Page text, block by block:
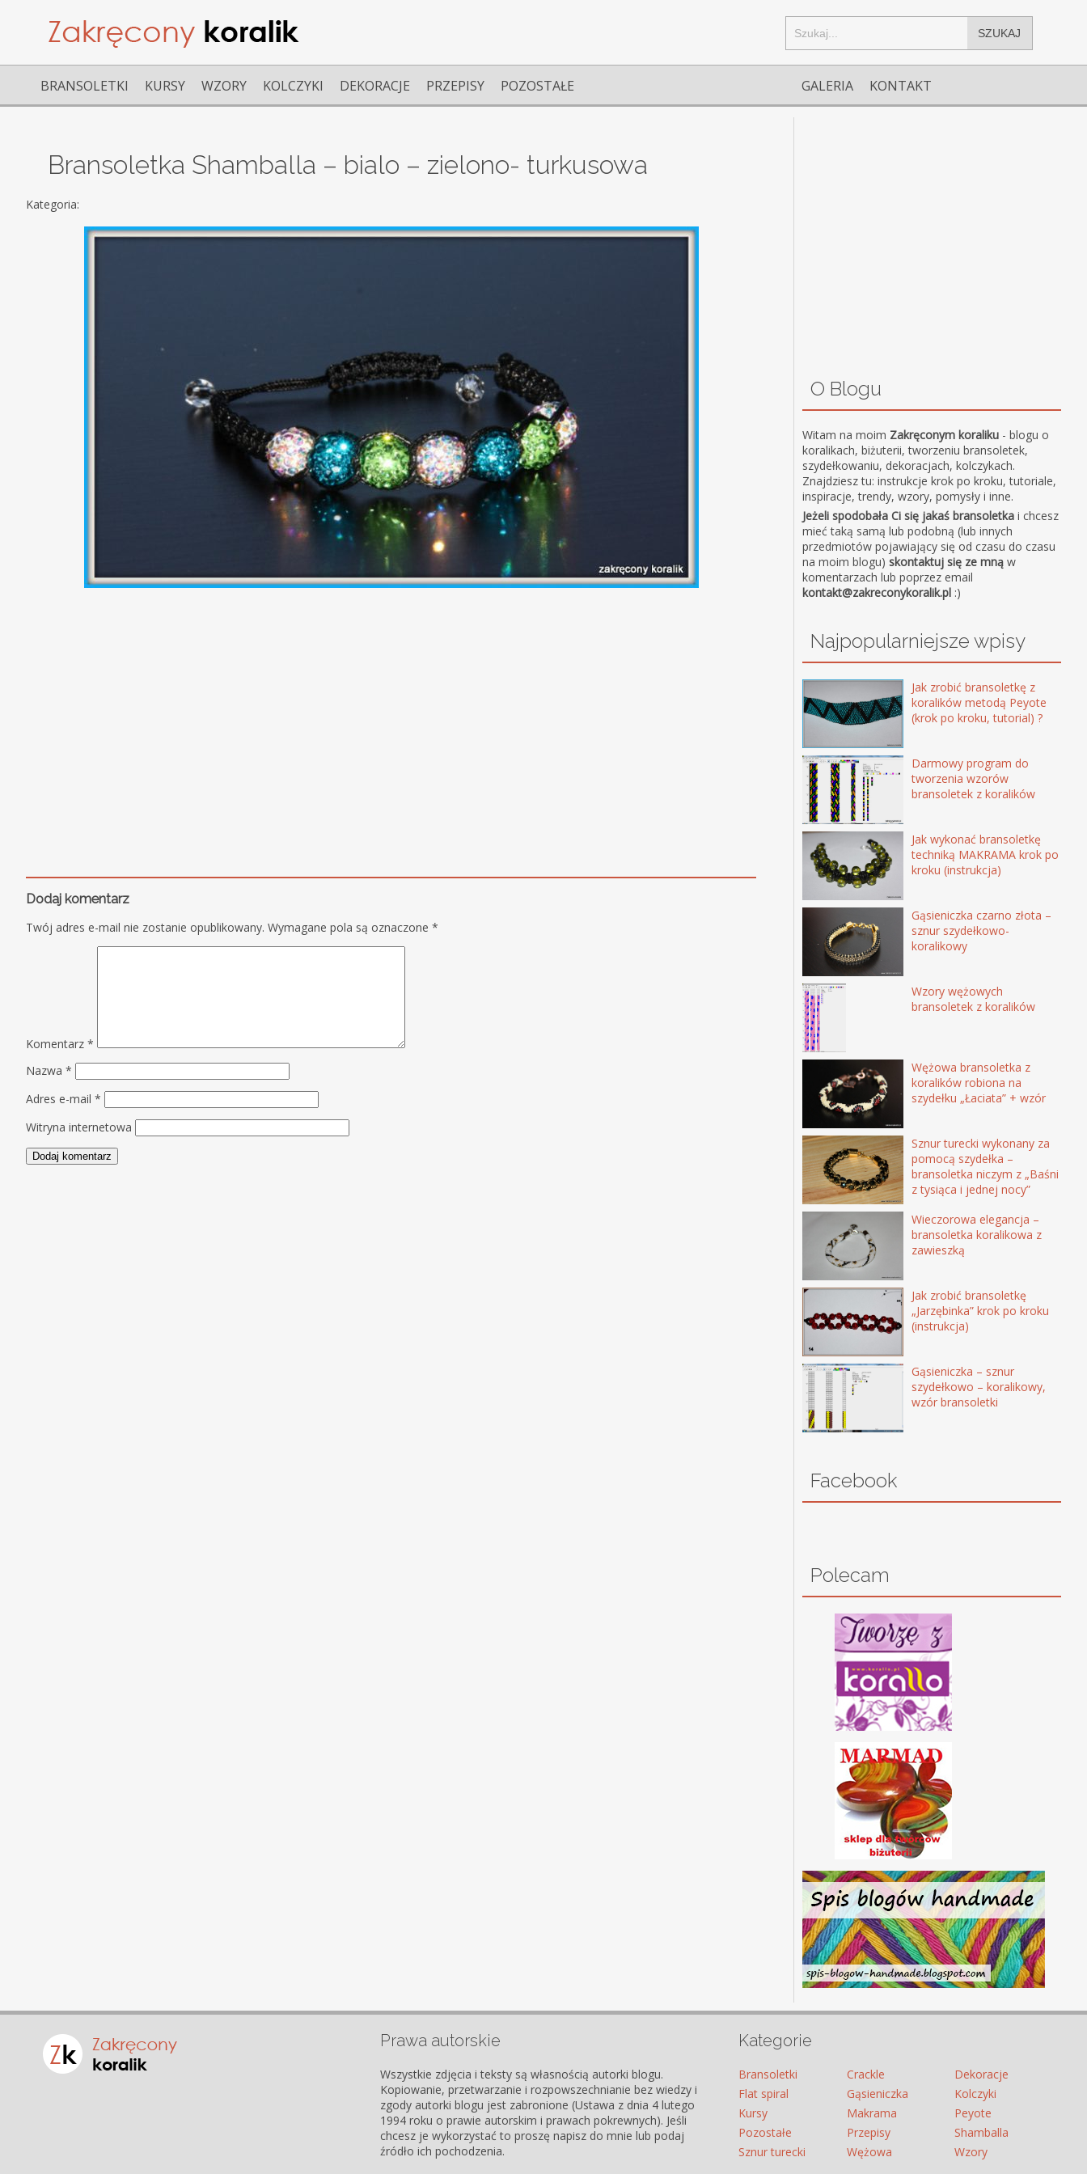
SZUKAJ
BRANSOLETKI KURSY WZORY KOLCZYKI DEKORACJE PRZEPISY POZOSTAŁE GALERIA KONTAKT
Bransoletka Shamballa – bialo – zielono- turkusowa
Kategoria:
Dodaj komentarz
Twój adres e-mail nie zostanie opublikowany. Wymagane pola są oznaczone*
Komentarz*
Nazwa*
Adres e-mail*
Witryna internetowa
O Blogu
Witam na moim Zakręconym koraliku - blogu o
koralikach, biżuterii, tworzeniu bransoletek,
szydełkowaniu, dekoracjach, kolczykach.
Znajdziesz tu: instrukcje krok po kroku, tutoriale,
inspiracje, trendy, wzory, pomysły i inne.
Jeżeli spodobała Ci się jakaś bransoletka i chcesz
mieć taką samą lub podobną (lub innych
przedmiotów pojawiający się od czasu do czasu
na moim blogu)skontaktuj się ze mną w
komentarzach lub poprzez email
kontakt@zakreconykoralik.pl :)
Najpopularniejsze wpisy
Jak zrobić bransoletkę z
koralików metodą Peyote
(krok po kroku, tutorial) ?
Darmowy program do
tworzenia wzorów
bransoletek z koralików
Jak wykonać bransoletkę
techniką MAKRAMA krok po
kroku (instrukcja)
Gąsieniczka czarno złota –
sznur szydełkowo-
koralikowy
Wzory wężowych
bransoletek z koralików
Wężowa bransoletka z
koralików robiona na
szydełku „Łaciata” + wzór
Sznur turecki wykonany za
pomocą szydełka –
bransoletka niczym z „Baśni
z tysiąca i jednej nocy”
Wieczorowa elegancja –
bransoletka koralikowa z
zawieszką
Jak zrobić bransoletkę
„Jarzębinka” krok po kroku
(instrukcja)
Gąsieniczka – sznur
szydełkowo – koralikowy,
wzór bransoletki
Facebook
Polecam
Prawa autorskie
Wszystkie zdjęcia i teksty są własnością autorki blogu.
Kopiowanie, przetwarzanie i rozpowszechnianie bez wiedzy i
zgody autorki blogu jest zabronione (Ustawa z dnia 4 lutego
1994 roku o prawie autorskim i prawach pokrewnych). Jeśli
chcesz je wykorzystać to proszę napisz do mnie lub podaj
źródło ich pochodzenia.
Kategorie
Bransoletki Crackle
Dekoracje
Flat spiral
Gąsieniczka
Kolczyki
Kursy
Makrama
Peyote
Pozostałe
Przepisy
Shamballa
Sznur turecki
Wężowa Wzory